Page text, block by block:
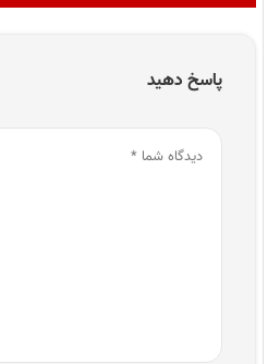
پاسخ دهید